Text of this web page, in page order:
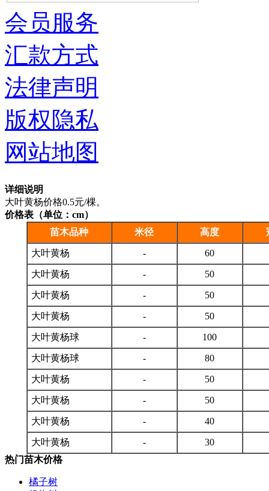
详细说明
大叶黄杨价格0.5元/棵。
价格表（单位：cm）
苗木品种
米径 高度
大叶黄杨 - 60
大叶黄杨 - 50
大叶黄杨 - 50
大叶黄杨 - 50
大叶黄杨球 - 100
大叶黄杨球 - 80
大叶黄杨 - 50
大叶黄杨 - 50
大叶黄杨 - 40
大叶黄杨 -
30
热门苗木价格
橘子树
会员服务
汇款方式
法律声明
版权隐私
网站地图